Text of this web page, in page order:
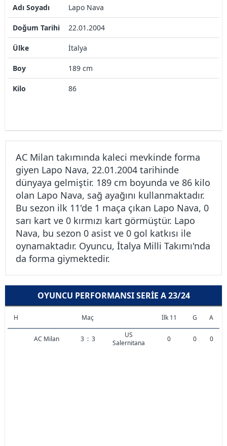
Adı Soyadı Lapo Nava
Doğum Tarihi 22.01.2004
Ülke İtalya
Boy 189 cm
Kilo 86
AC Milan takımında kaleci mevkinde forma
giyen Lapo Nava, 22.01.2004 tarihinde
dünyaya gelmiştir. 189 cm boyunda ve 86 kilo
olan Lapo Nava, sağ ayağını kullanmaktadır.
Bu sezon ilk 11'de 1 maça çıkan Lapo Nava, 0
sarı kart ve 0 kırmızı kart görmüştür. Lapo
Nava, bu sezon 0 asist ve 0 gol katkısı ile
oynamaktadır. Oyuncu, İtalya Milli Takımı'nda
da forma giymektedir.
OYUNCU PERFORMANSI SERIE A 23/24
H Maç İlk 11 G A
AC Milan 3 : 3
US
Salernitana
0 0 0